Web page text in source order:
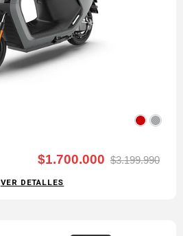
$1.700.000 $3.199.990
VER DETALLES